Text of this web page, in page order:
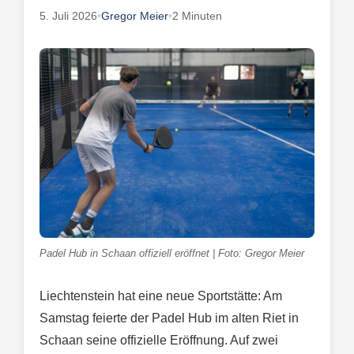
5. Juli 2026•Gregor Meier•2 Minuten
Padel Hub in Schaan offiziell eröffnet | Foto: Gregor Meier
Liechtenstein hat eine neue Sportstätte: Am
Samstag feierte der Padel Hub im alten Riet in
Schaan seine offizielle Eröffnung. Auf zwei